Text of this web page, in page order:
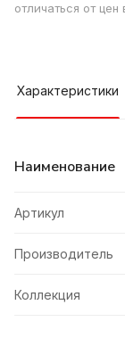
отличаться от
Характеристики
Наименование
Артикул
Производитель
Коллекция